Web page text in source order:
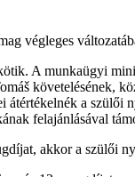
végleges
A munkaügyi
követelésének,
átértékelnék a szülői
felajánlásával
akkor a szülői